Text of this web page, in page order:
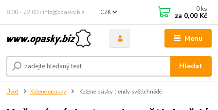
Menu
CZK
Hledat
8.00 - 22.00 / info@opasky.biz 0 ks
za 0,00 Kč
Úvod Kožené opasky Kožené pásky trendy světlehnědé